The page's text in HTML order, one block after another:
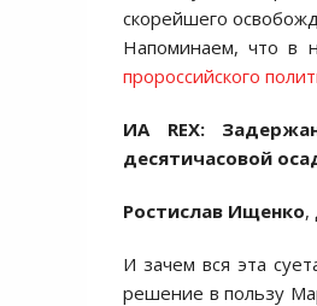
скорейшего
Напоминаем, что в
пророссийского
ИА REX:
десятичасовой
Ростислав Ищенко,
И зачем вся эта
решение в пользу